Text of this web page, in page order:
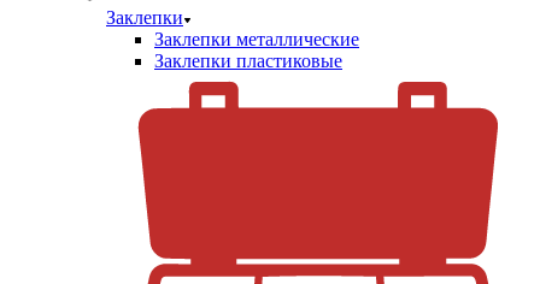
Заклепки
Заклепки металлические
Заклепки пластиковые